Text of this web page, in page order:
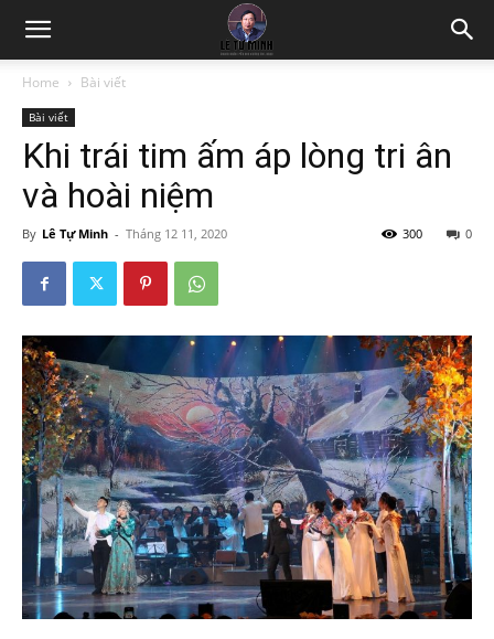
Home Bài viết
Bài viết
Khi trái tim ấm áp lòng tri ân
và hoài niệm
By Lê Tự Minh - Tháng 12 11, 2020 0
300